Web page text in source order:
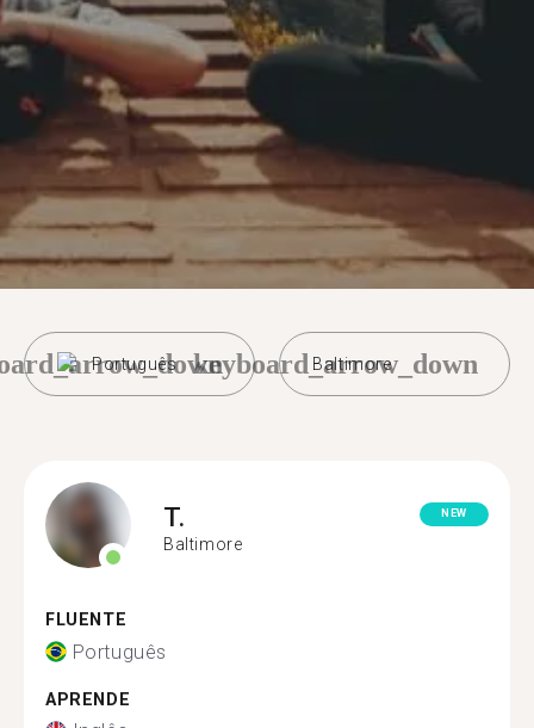
Português Baltimore
keyboard_arrow_down
T.
Baltimore
NEW
FLUENTE
Português
APRENDE